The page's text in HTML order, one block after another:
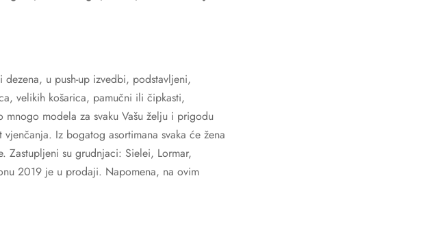
u push-up izvedbi, podstavljeni,
velikih košarica, pamučni ili čipkasti,
modela za svaku Vašu želju i prigodu
Iz bogatog asortimana svaka će žena
Zastupljeni su grudnjaci: Sielei, Lormar,
2019 je u prodaji. Napomena, na ovim